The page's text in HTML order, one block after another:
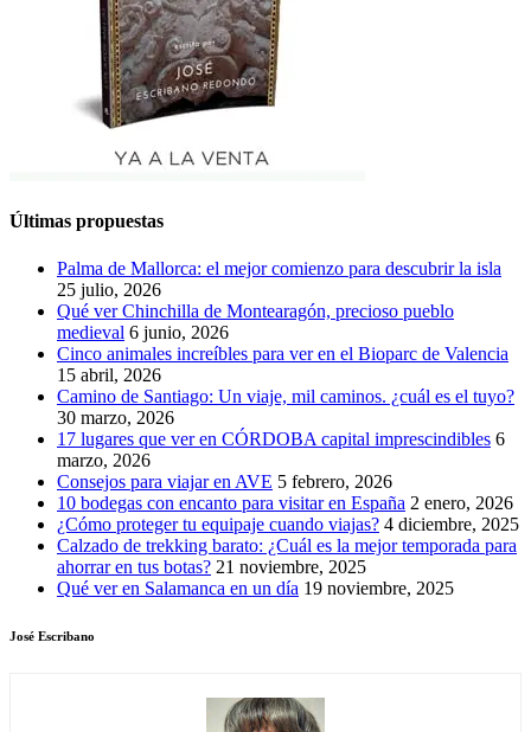
Últimas propuestas
Palma de Mallorca: el mejor comienzo para descubrir la isla
25 julio, 2026
Qué ver Chinchilla de Montearagón, precioso pueblo
medieval 6 junio, 2026
Cinco animales increíbles para ver en el Bioparc de Valencia
15 abril, 2026
Camino de Santiago: Un viaje, mil caminos. ¿cuál es el tuyo?
30 marzo, 2026
17 lugares que ver en CÓRDOBA capital imprescindibles 6
marzo, 2026
Consejos para viajar en AVE 5 febrero, 2026
10 bodegas con encanto para visitar en España 2 enero, 2026
¿Cómo proteger tu equipaje cuando viajas? 4 diciembre, 2025
Calzado de trekking barato: ¿Cuál es la mejor temporada para
ahorrar en tus botas? 21 noviembre, 2025
Qué ver en Salamanca en un día 19 noviembre, 2025
José Escribano